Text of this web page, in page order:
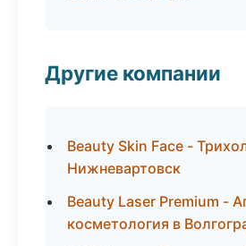
Другие компании
Beauty Skin Face -
Нижневартовск
Beauty Laser Premium -
косметология в